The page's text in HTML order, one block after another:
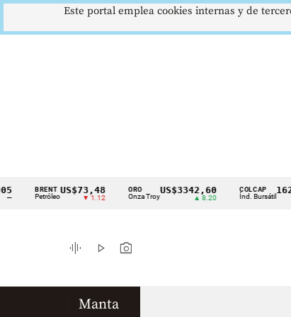
Cintillo
indicadores
económicos
BRENT
Petróleo
US$73,48
▼ 1.12
ORO
Onza Troy
US$3342,60
▲ 8.20
COLCAP
Índ. Bursátil
graphic_eq play_arrow photo_camera
Manta
Este portal emplea cookies internas y de